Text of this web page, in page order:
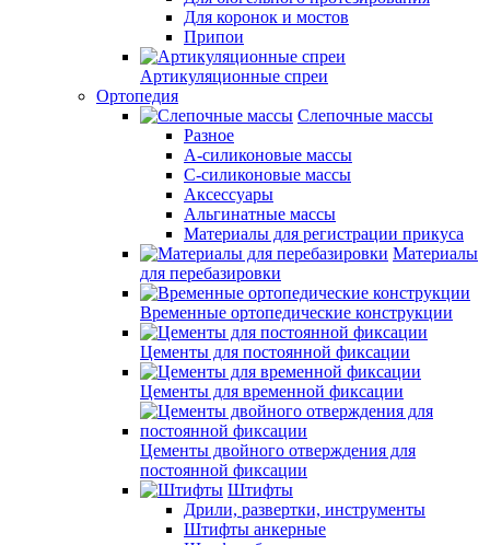
Для коронок и мостов
Припои
Артикуляционные спреи
Ортопедия
Слепочные массы
Разное
А-силиконовые массы
С-силиконовые массы
Аксессуары
Альгинатные массы
Материалы для регистрации прикуса
Материалы
для перебазировки
Временные ортопедические конструкции
Цементы для постоянной фиксации
Цементы для временной фиксации
Цементы двойного отверждения для
постоянной фиксации
Штифты
Дрили, развертки, инструменты
Штифты анкерные